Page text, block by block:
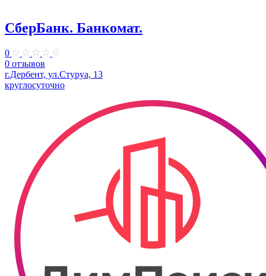
СберБанк. Банкомат.
0
0 отзывов
г.Дербент, ул.Стуруа, 13
круглосуточно